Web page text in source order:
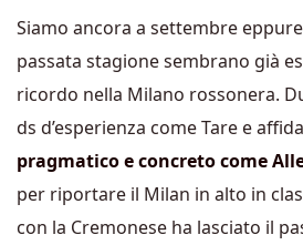
Siamo ancora a settembre
passata stagione sembrano già
ricordo nella Milano rossonera.
ds d’esperienza come Tare e
pragmatico e concreto come
per riportare il Milan in alto in
con la Cremonese ha lasciato il